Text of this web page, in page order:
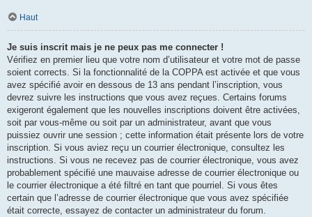
Haut
Je suis inscrit mais je ne peux pas me connecter !
Vérifiez en premier lieu que votre nom d’utilisateur et votre mot de passe
soient corrects. Si la fonctionnalité de la COPPA est activée et que vous
avez spécifié avoir en dessous de 13 ans pendant l’inscription, vous
devrez suivre les instructions que vous avez reçues. Certains forums
exigeront également que les nouvelles inscriptions doivent être activées,
soit par vous-même ou soit par un administrateur, avant que vous
puissiez ouvrir une session ; cette information était présente lors de votre
inscription. Si vous aviez reçu un courrier électronique, consultez les
instructions. Si vous ne recevez pas de courrier électronique, vous avez
probablement spécifié une mauvaise adresse de courrier électronique ou
le courrier électronique a été filtré en tant que pourriel. Si vous êtes
certain que l’adresse de courrier électronique que vous avez spécifiée
était correcte, essayez de contacter un administrateur du forum.